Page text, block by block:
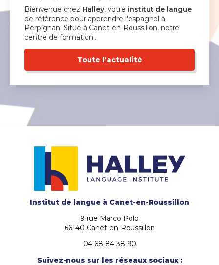
Bienvenue chez Halley, votre institut de langue
de référence pour apprendre l'espagnol à
Perpignan. Situé à Canet-en-Roussillon, notre
centre de formation…
Toute l'actualité
Institut de langue à Canet-en-Roussillon
9 rue Marco Polo
66140 Canet-en-Roussillon
04 68 84 38 90
Suivez-nous sur les réseaux sociaux :